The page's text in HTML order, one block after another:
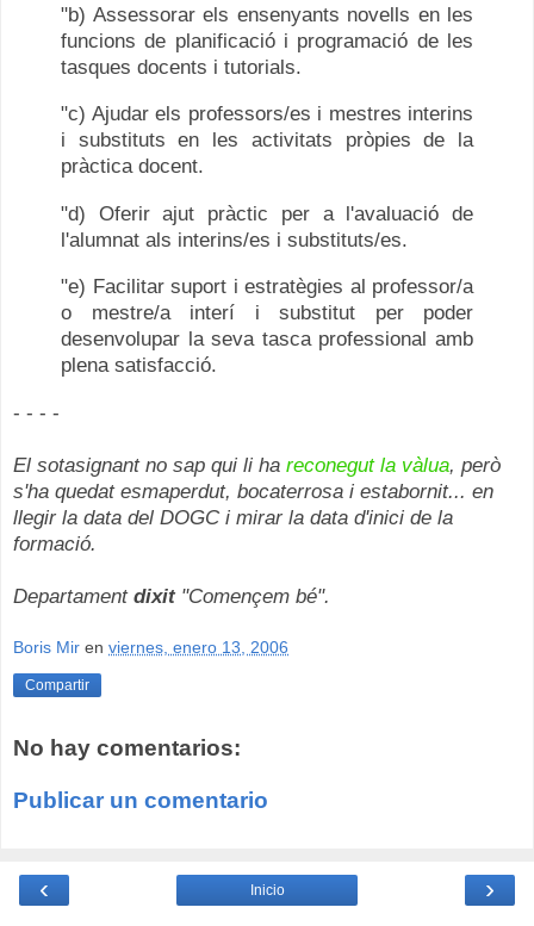
"b) Assessorar els ensenyants novells en les
funcions de planificació i programació de les
tasques docents i tutorials.
"c) Ajudar els professors/es i mestres interins
i substituts en les activitats pròpies de la
pràctica docent.
"d) Oferir ajut pràctic per a l'avaluació de
l'alumnat als interins/es i substituts/es.
"e) Facilitar suport i estratègies al professor/a
o mestre/a interí i substitut per poder
desenvolupar la seva tasca professional amb
plena satisfacció.
- - - -
El sotasignant no sap qui li ha reconegut la vàlua, però
s'ha quedat esmaperdut, bocaterrosa i estabornit... en
llegir la data del DOGC i mirar la data d'inici de la
formació.
Departament dixit "Començem bé".
Boris Mir en viernes, enero 13, 2006
Compartir
No hay comentarios:
Publicar un comentario
‹ ›
Inicio